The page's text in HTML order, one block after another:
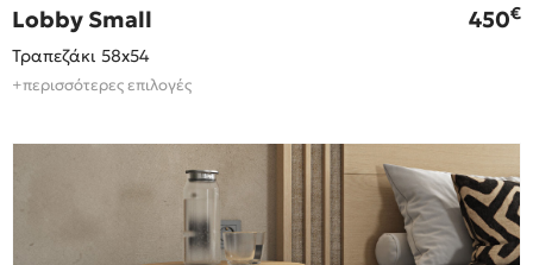
Lobby Small 450€
Τραπεζάκι 58x54
+περισσότερες επιλογές